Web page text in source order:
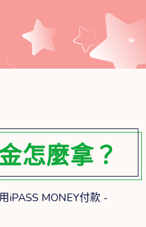
怎麼拿？
iPASS MONEY付款 -